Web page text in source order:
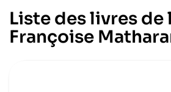
Liste des livres de
Françoise